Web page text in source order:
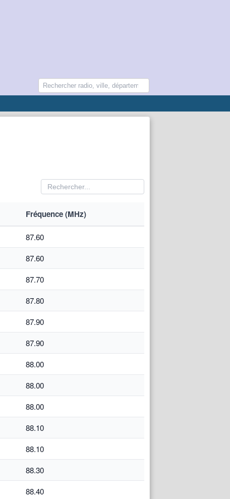
Fréquence (MHz)
87.60
87.60
87.70
87.80
87.90
87.90
88.00
88.00
88.00
88.10
88.10
88.30
88.40